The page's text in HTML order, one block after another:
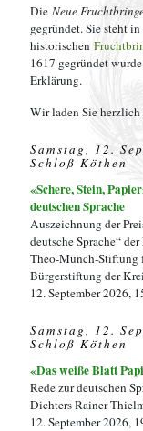
Die Neue
gegründet. Sie steht
historischen
1617 gegründet
Erklärung.
Wir laden Sie herzlich
Samstag, 12.
Schloß Köthen
«Schere, Stein,
deutschen Sprache
Auszeichnung der
deutsche Sprache“
Theo-Münch-Stiftung
Bürgerstiftung der
12. September 2026,
Samstag, 12.
Schloß Köthen
«Das weiße Blatt
Rede zur deutschen
Dichters Rainer
12. September 2026,